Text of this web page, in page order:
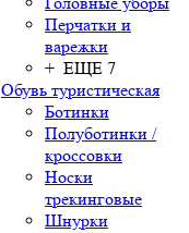
Перчатки и
варежки
+ ЕЩЕ 7
Обувь туристическая
Ботинки
Полуботинки /
кроссовки
Носки
трекинговые
Шнурки